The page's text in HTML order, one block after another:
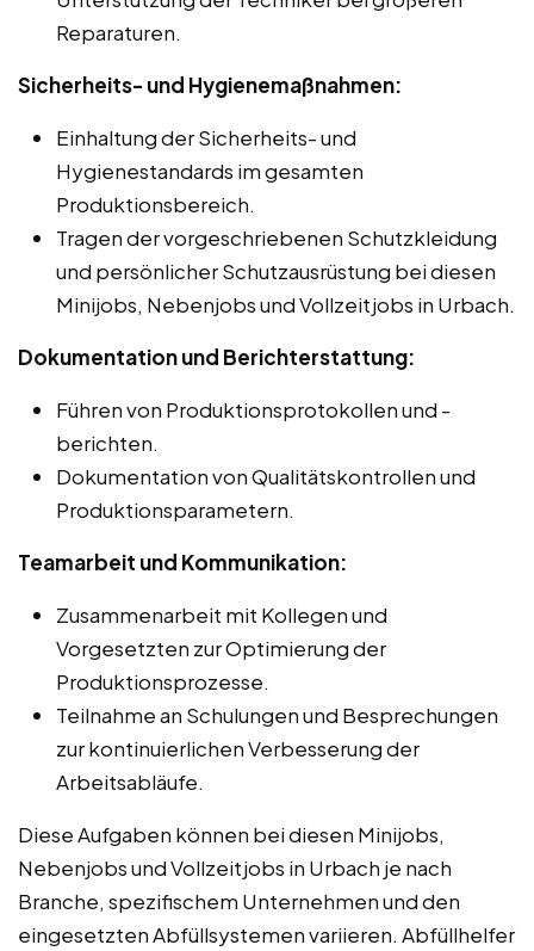
Reparaturen.
Sicherheits- und Hygienemaßnahmen:
Einhaltung der Sicherheits- und
Hygienestandards im gesamten
Produktionsbereich.
Tragen der vorgeschriebenen Schutzkleidung
und persönlicher Schutzausrüstung bei diesen
Minijobs, Nebenjobs und Vollzeitjobs in Urbach.
Dokumentation und Berichterstattung:
Führen von Produktionsprotokollen und -
berichten.
Dokumentation von Qualitätskontrollen und
Produktionsparametern.
Teamarbeit und Kommunikation:
Zusammenarbeit mit Kollegen und
Vorgesetzten zur Optimierung der
Produktionsprozesse.
Teilnahme an Schulungen und Besprechungen
zur kontinuierlichen Verbesserung der
Arbeitsabläufe.
Diese Aufgaben können bei diesen Minijobs,
Nebenjobs und Vollzeitjobs in Urbach je nach
Branche, spezifischem Unternehmen und den
eingesetzten Abfüllsystemen variieren. Abfüllhelfer